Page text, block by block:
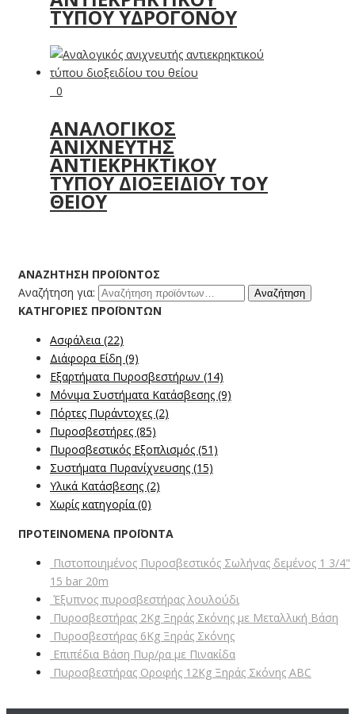
ΤΎΠΟΥ ΥΔΡΟΓΌΝΟΥ
0
ΑΝΑΛΟΓΙΚΌΣ
ΑΝΙΧΝΕΥΤΉΣ
ΑΝΤΙΕΚΡΗΚΤΙΚΟΎ
ΤΎΠΟΥ ΔΙΟΞΕΙΔΊΟΥ ΤΟΥ
ΘΕΊΟΥ
ΑΝΑΖΉΤΗΣΗ ΠΡΟΪΌΝΤΟΣ
Αναζήτηση για:
Αναζήτηση
ΚΑΤΗΓΟΡΊΕΣ ΠΡΟΪΌΝΤΩΝ
Ασφάλεια (22)
Διάφορα Είδη (9)
Εξαρτήματα Πυροσβεστήρων (14)
Μόνιμα Συστήματα Κατάσβεσης (9)
Πόρτες Πυράντοχες (2)
Πυροσβεστήρες (85)
Πυροσβεστικός Εξοπλισμός (51)
Συστήματα Πυρανίχνευσης (15)
Υλικά Κατάσβεσης (2)
Χωρίς κατηγορία (0)
ΠΡΟΤΕΙΝΟΜΕΝΑ ΠΡΟΪΟΝΤΑ
Πιστοποιημένος Πυροσβεστικός Σωλήνας δεμένος 1 3/4"
15 bar 20m
Έξυπνος πυροσβεστήρας λουλούδι
Πυροσβεστήρας 2Kg Ξηράς Σκόνης με Μεταλλική Βάση
Πυροσβεστήρας 6Kg Ξηράς Σκόνης
Επιπέδια Βάση Πυρ/ρα με Πινακίδα
Πυροσβεστήρας Οροφής 12Kg Ξηράς Σκόνης ABC